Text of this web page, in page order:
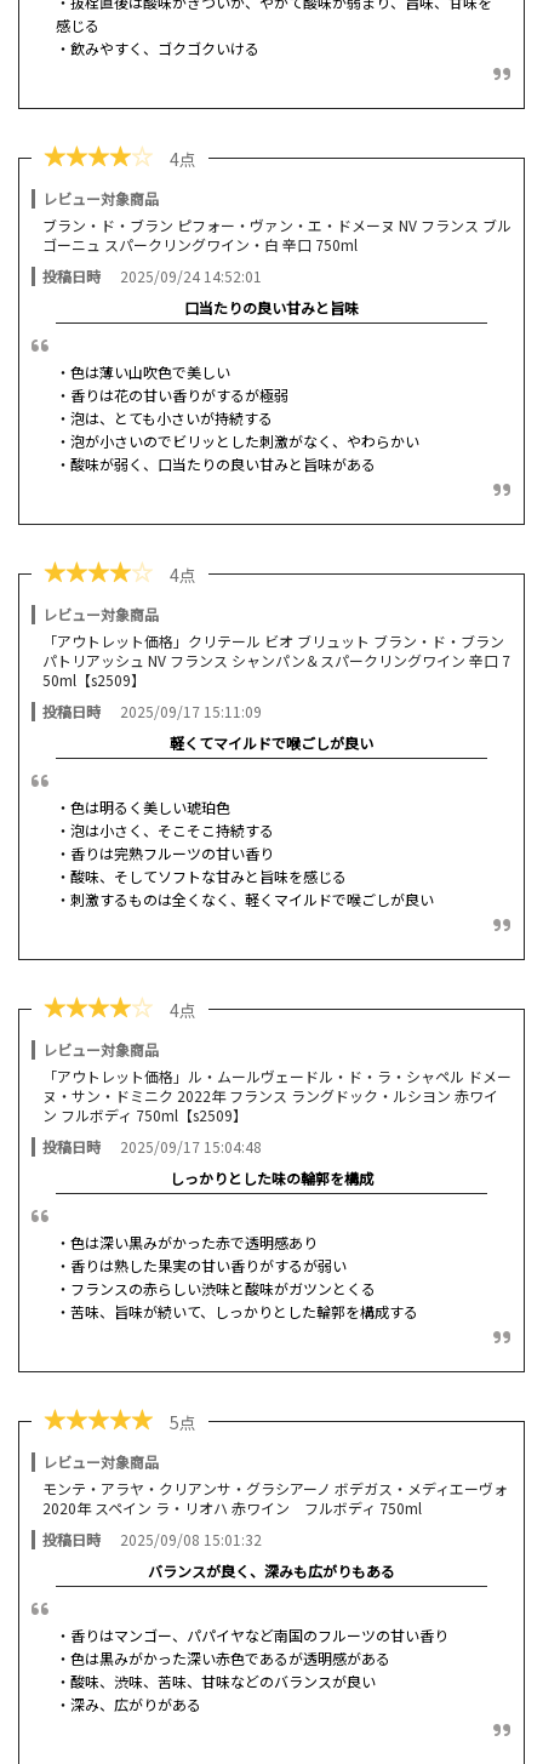
感じる
・飲みやすく、ゴクゴクいける
★★★★☆ 4点
レビュー対象商品
ブラン・ド・ブラン ピフォー・ヴァン・エ・ドメーヌ NV フランス ブル
ゴーニュ スパークリングワイン・白 辛口 750ml
投稿日時
2025/09/24 14:52:01
口当たりの良い甘みと旨味
・色は薄い山吹色で美しい
・香りは花の甘い香りがするが極弱
・泡は、とても小さいが持続する
・泡が小さいのでビリッとした刺激がなく、やわらかい
・酸味が弱く、口当たりの良い甘みと旨味がある
★★★★☆ 4点
レビュー対象商品
「アウトレット価格」クリテール ビオ ブリュット ブラン・ド・ブラン
パトリアッシュ NV フランス シャンパン＆スパークリングワイン 辛口 7
50ml【s2509】
投稿日時
2025/09/17 15:11:09
軽くてマイルドで喉ごしが良い
・色は明るく美しい琥珀色
・泡は小さく、そこそこ持続する
・香りは完熟フルーツの甘い香り
・酸味、そしてソフトな甘みと旨味を感じる
・刺激するものは全くなく、軽くマイルドで喉ごしが良い
★★★★☆ 4点
レビュー対象商品
「アウトレット価格」ル・ムールヴェードル・ド・ラ・シャペル ドメー
ヌ・サン・ドミニク 2022年 フランス ラングドック・ルシヨン 赤ワイ
ン フルボディ 750ml【s2509】
投稿日時
2025/09/17 15:04:48
しっかりとした味の輪郭を構成
・色は深い黒みがかった赤で透明感あり
・香りは熟した果実の甘い香りがするが弱い
・フランスの赤らしい渋味と酸味がガツンとくる
・苦味、旨味が続いて、しっかりとした輪郭を構成する
★★★★★ 5点
レビュー対象商品
モンテ・アラヤ・クリアンサ・グラシアーノ ボデガス・メディエーヴォ
2020年 スペイン ラ・リオハ 赤ワイン フルボディ 750ml
投稿日時
2025/09/08 15:01:32
バランスが良く、深みも広がりもある
・香りはマンゴー、パパイヤなど南国のフルーツの甘い香り
・色は黒みがかった深い赤色であるが透明感がある
・酸味、渋味、苦味、甘味などのバランスが良い
・深み、広がりがある